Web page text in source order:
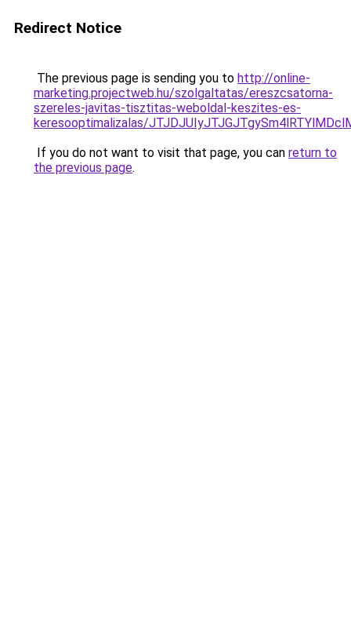
Redirect Notice
The previous page is sending you to http://online-
marketing.projectweb.hu/szolgaltatas/ereszcsatorna-
szereles-javitas-tisztitas-weboldal-keszites-es-
keresooptimalizalas/
If you do not want to visit that page, you can return to
the previous page.